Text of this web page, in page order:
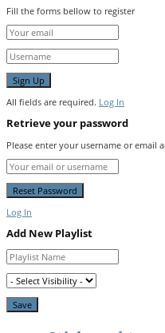
Fill the forms bellow to register
All fields are required. Log In
Retrieve your password
Please enter your username or email
Log In
Add New Playlist